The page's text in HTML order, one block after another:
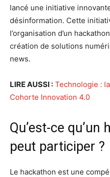
lancé une initiative
désinformation. Cette
l’organisation d’un
création de solutions
news.
LIRE AUSSI : Technologie :
Cohorte Innovation 4.0
Qu’est-ce
peut participer ?
Le hackathon est une